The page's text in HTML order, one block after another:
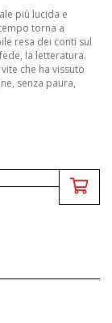
più lucida e
torna a
resa dei conti sul
la letteratura.
che ha vissuto
senza paura,